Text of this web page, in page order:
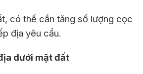
có thể cần tăng số lượng cọc
địa yêu cầu.
dưới mặt đất